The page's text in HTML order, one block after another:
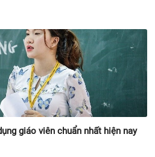
giáo viên chuẩn nhất hiện nay